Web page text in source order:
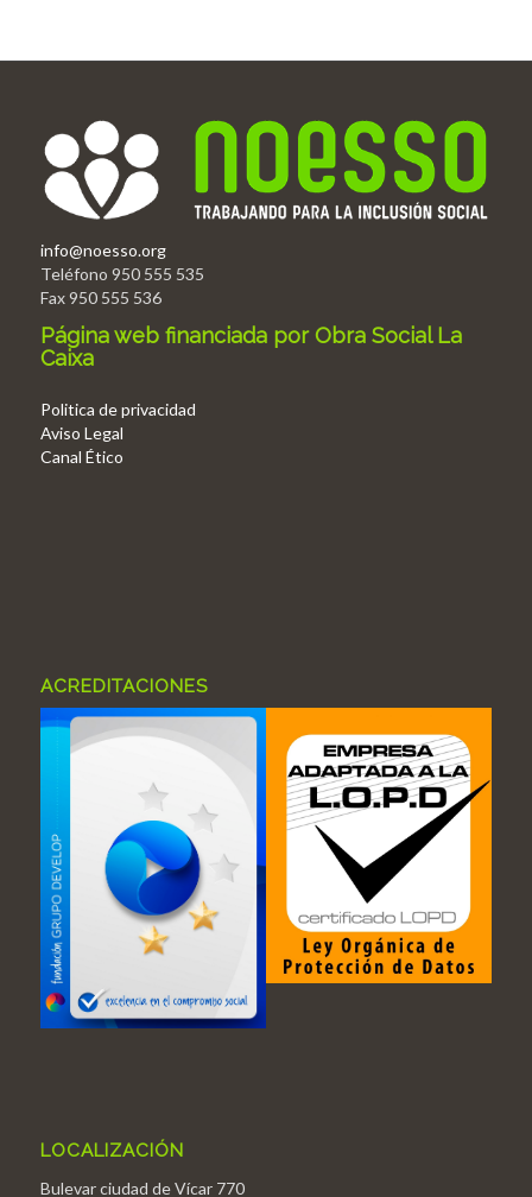
info@noesso.org
Teléfono 950 555 535
Fax 950 555 536
Página web financiada por Obra Social La
Caixa
Politica de privacidad
Aviso Legal
Canal Ético
ACREDITACIONES
LOCALIZACIÓN
Bulevar ciudad de Vícar 770